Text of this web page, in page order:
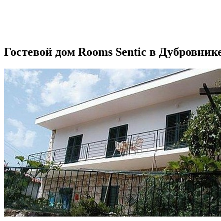
Гостевой дом Rooms Sentic в